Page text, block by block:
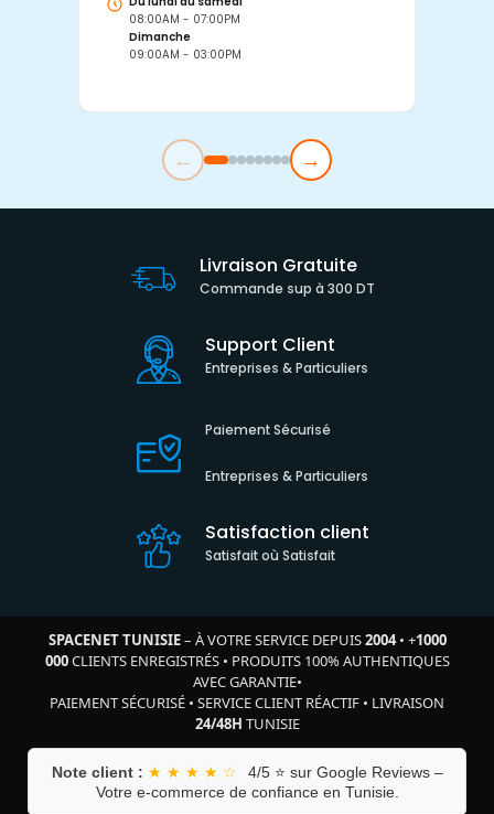
08:00AM - 07:00PM
Dimanche
09:00AM - 03:00PM
← →
Livraison Gratuite
Commande sup à 300 DT
Support Client
Entreprises & Particuliers
Paiement Sécurisé
Entreprises & Particuliers
Satisfaction client
Satisfait où Satisfait
SPACENET TUNISIE– À VOTRE SERVICE DEPUIS2004• +1000
000CLIENTS ENREGISTRÉS• PRODUITS 100% AUTHENTIQUES
AVEC GARANTIE•
PAIEMENT SÉCURISÉ • SERVICE CLIENT RÉACTIF • LIVRAISON
24/48H TUNISIE
Note client : ★ ★ ★ ★ ☆
4/5 ⭐ sur Google Reviews –
Votre e-commerce de confiance en Tunisie.